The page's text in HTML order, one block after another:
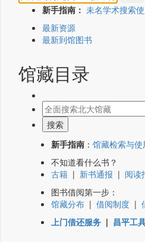
新手指南： 未名学术搜索
最新资源
最新到馆图书
馆藏目录
新手指南 ： 馆藏检索与使
不知道看什么书？
古籍 | 新书通报 | 阅读
图书借阅第一步：
馆藏分布 | 借阅制度 |
上门借还服务 | 昌平工